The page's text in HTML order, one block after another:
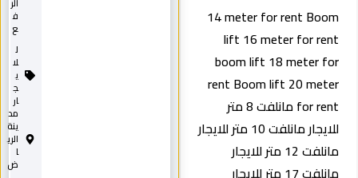
14 meter for rent Boom
lift 16 meter for rent
boom lift 18 meter for
rent Boom lift 20 meter
for rent مانلفت 8 متر
للايجار مانلفت 10 متر للايجار
مانلفت 12 متر للايجار
مانلفت 17 متر للايجار
ي
الري